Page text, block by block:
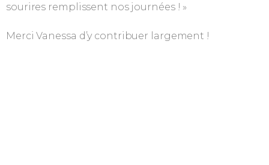
sourires remplissent nos journées ! »
Merci Vanessa d’y contribuer largement !